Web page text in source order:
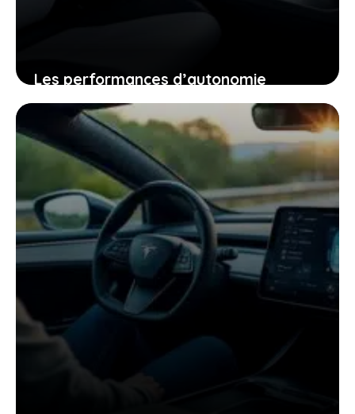
Les performances d’autonomie
autoroutière du tesla model y qui vont
changer votre regard sur la voiture
électrique
25 janvier 2026